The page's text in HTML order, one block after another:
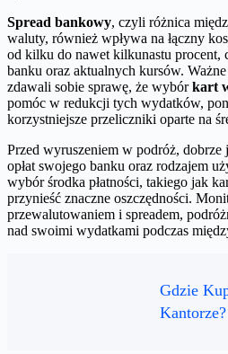
Spread bankowy, czyli różnica
waluty, również wpływa na łączny
od kilku do nawet kilkunastu procent,
banku oraz aktualnych kursów.
zdawali sobie sprawę, że wybórkart
pomóc w redukcji tych wydatków,
korzystniejsze przeliczniki oparte na
Przed wyruszeniem w podróż, dobrze
opłat swojego banku oraz rodzajem
wybór środka płatności, takiego jak
przynieść znaczne oszczędności.
przewalutowaniem i spreadem,
nad swoimi wydatkami podczas
Gdzie
Kantorze?